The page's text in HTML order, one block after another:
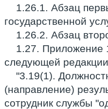
1.26.1. Абзац
государственной
1.26.2. Абзац
1.27. Приложение
следующей
"3.19(1).
(направление)
сотрудник службы